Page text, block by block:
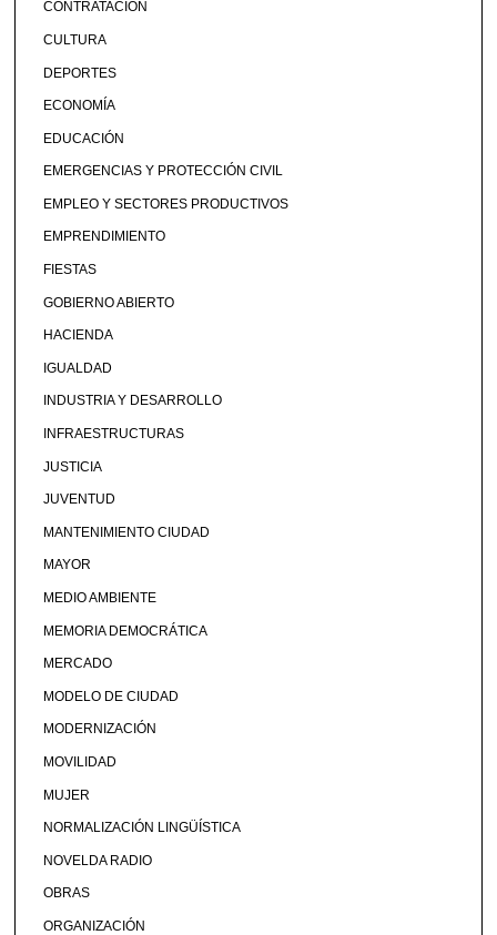
CONTRATACIÓN
CULTURA
DEPORTES
ECONOMÍA
EDUCACIÓN
EMERGENCIAS Y PROTECCIÓN CIVIL
EMPLEO Y SECTORES PRODUCTIVOS
EMPRENDIMIENTO
FIESTAS
GOBIERNO ABIERTO
HACIENDA
IGUALDAD
INDUSTRIA Y DESARROLLO
INFRAESTRUCTURAS
JUSTICIA
JUVENTUD
MANTENIMIENTO CIUDAD
MAYOR
MEDIO AMBIENTE
MEMORIA DEMOCRÁTICA
MERCADO
MODELO DE CIUDAD
MODERNIZACIÓN
MOVILIDAD
MUJER
NORMALIZACIÓN LINGÜÍSTICA
NOVELDA RADIO
OBRAS
ORGANIZACIÓN